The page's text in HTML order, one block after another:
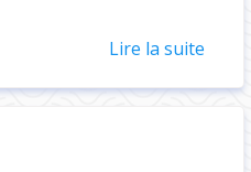
Lire la suite